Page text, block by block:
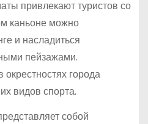
привлекают туристов со
каньоне можно
и насладиться
пейзажами.
города
видов спорта.
собой